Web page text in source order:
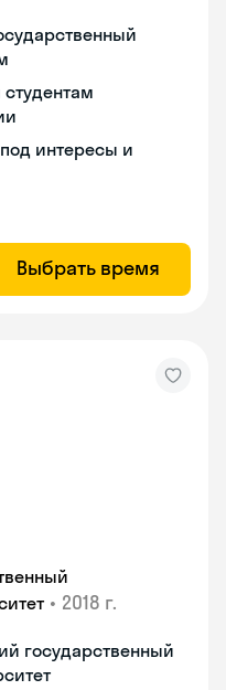
интересы и
Выбрать время
• 2018 г.
государственный